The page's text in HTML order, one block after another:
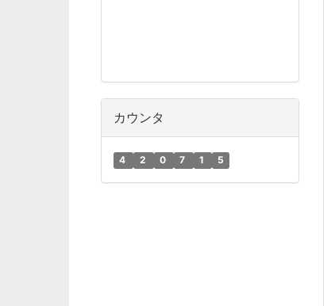
カウンタ
4 2 0 7 1 5